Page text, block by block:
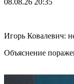
Игорь Ковалевич:
Объяснение